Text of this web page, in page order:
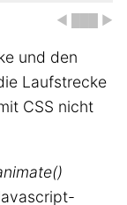
◀ ███ ▶
und den
Laufstrecke
CSS nicht